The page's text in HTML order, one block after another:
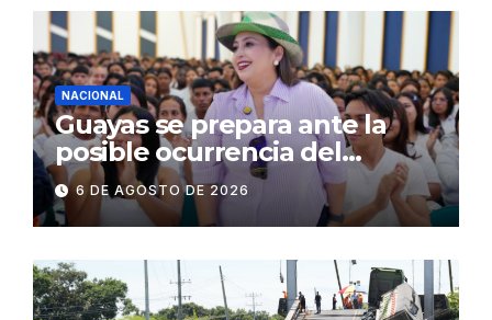
comerciales y de
concurrencia
NACIONAL
Guayas se prepara ante la
posible ocurrencia del
fenómeno de El Niño:
Gobierno Nacional capacita a
2.500 jóvenes
6 DE AGOSTO DE 2026